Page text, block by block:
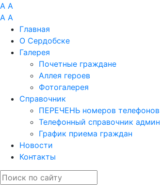
A A
A A
Главная
О Сердобске
Галерея
Почетные граждане
Аллея героев
Фотогалерея
Справочник
ПЕРЕЧЕНЬ номеров телефонов
Телефонный справочник
График приема граждан
Новости
Контакты